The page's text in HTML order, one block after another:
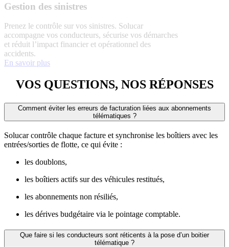
Gestion des sinistres
Prenez le contrôle sur vos sinistres. Solucar
accompagne vos conducteurs, sécurise vos démarches
et réduit l’impact financier et opérationnel des
accidents.
En savoir plus
VOS QUESTIONS, NOS RÉPONSES
Comment éviter les erreurs de facturation liées aux abonnements
télématiques ?
Solucar contrôle chaque facture et synchronise les boîtiers avec les
entrées/sorties de flotte, ce qui évite :
les doublons,
les boîtiers actifs sur des véhicules restitués,
les abonnements non résiliés,
les dérives budgétaire via le pointage comptable.
Que faire si les conducteurs sont réticents à la pose d’un boitier
télématique ?